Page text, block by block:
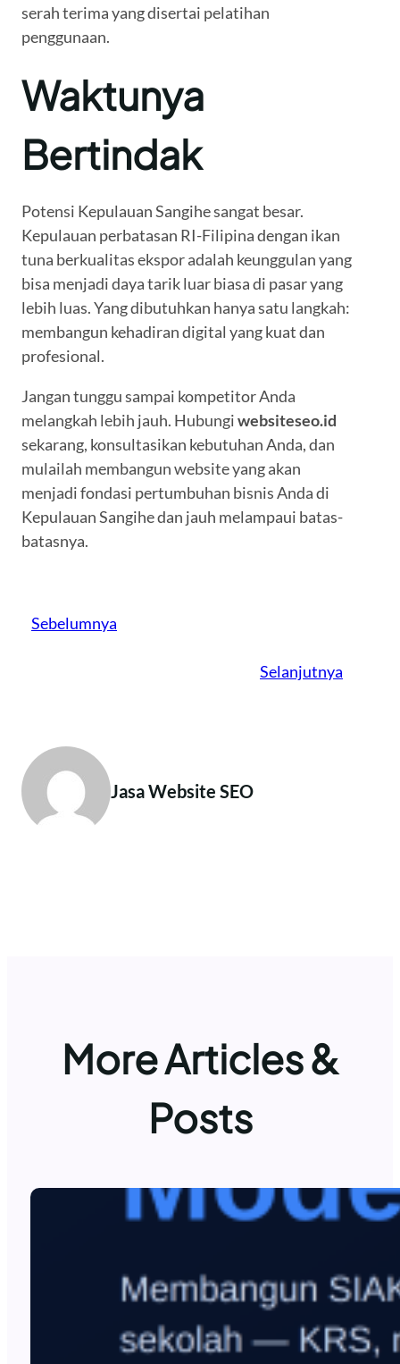
serah terima yang disertai pelatihan
penggunaan.
Waktunya
Bertindak
Potensi Kepulauan Sangihe sangat besar.
Kepulauan perbatasan RI-Filipina dengan ikan
tuna berkualitas ekspor adalah keunggulan yang
bisa menjadi daya tarik luar biasa di pasar yang
lebih luas. Yang dibutuhkan hanya satu langkah:
membangun kehadiran digital yang kuat dan
profesional.
Jangan tunggu sampai kompetitor Anda
melangkah lebih jauh. Hubungiwebsiteseo.id
sekarang, konsultasikan kebutuhan Anda, dan
mulailah membangun website yang akan
menjadi fondasi pertumbuhan bisnis Anda di
Kepulauan Sangihe dan jauh melampaui batas-
batasnya.
Sebelumnya
Selanjutnya
Jasa Website SEO
More Articles &
Posts